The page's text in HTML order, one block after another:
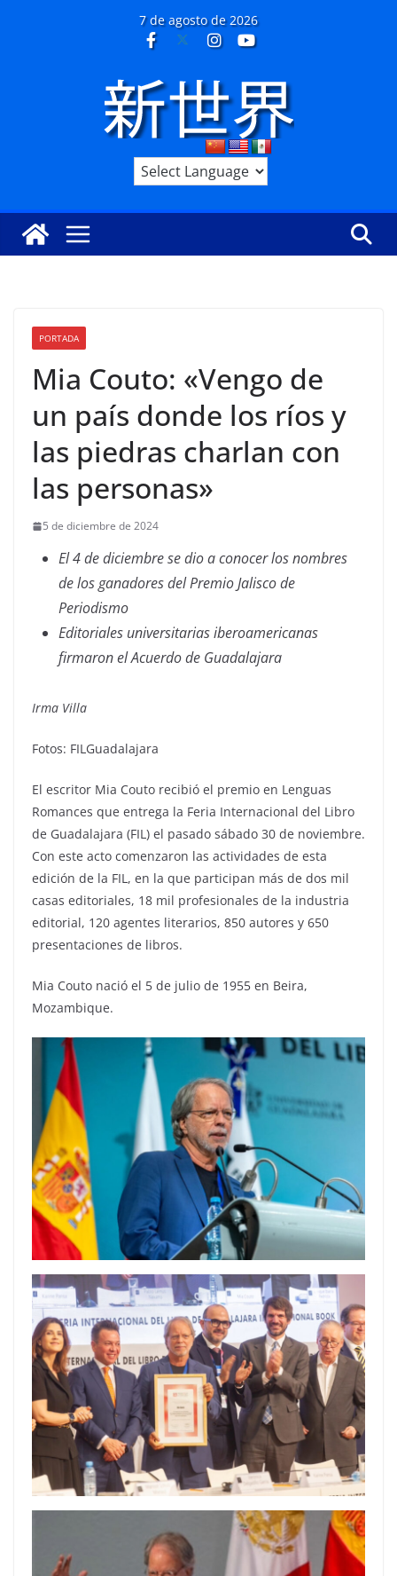
7 de agosto de 2026
PORTADA
Mia Couto: «Vengo de
un país donde los ríos y
las piedras charlan con
las personas»
5 de diciembre de 2024
El 4 de diciembre se dio a conocer los nombres
de los ganadores del Premio Jalisco de
Periodismo
Editoriales universitarias iberoamericanas
firmaron el Acuerdo de Guadalajara
Irma Villa
Fotos: FILGuadalajara
El escritor Mia Couto recibió el premio en Lenguas
Romances que entrega la Feria Internacional del Libro
de Guadalajara (FIL) el pasado sábado 30 de noviembre.
Con este acto comenzaron las actividades de esta
edición de la FIL, en la que participan más de dos mil
casas editoriales, 18 mil profesionales de la industria
editorial, 120 agentes literarios, 850 autores y 650
presentaciones de libros.
Mia Couto nació el 5 de julio de 1955 en Beira,
Mozambique.